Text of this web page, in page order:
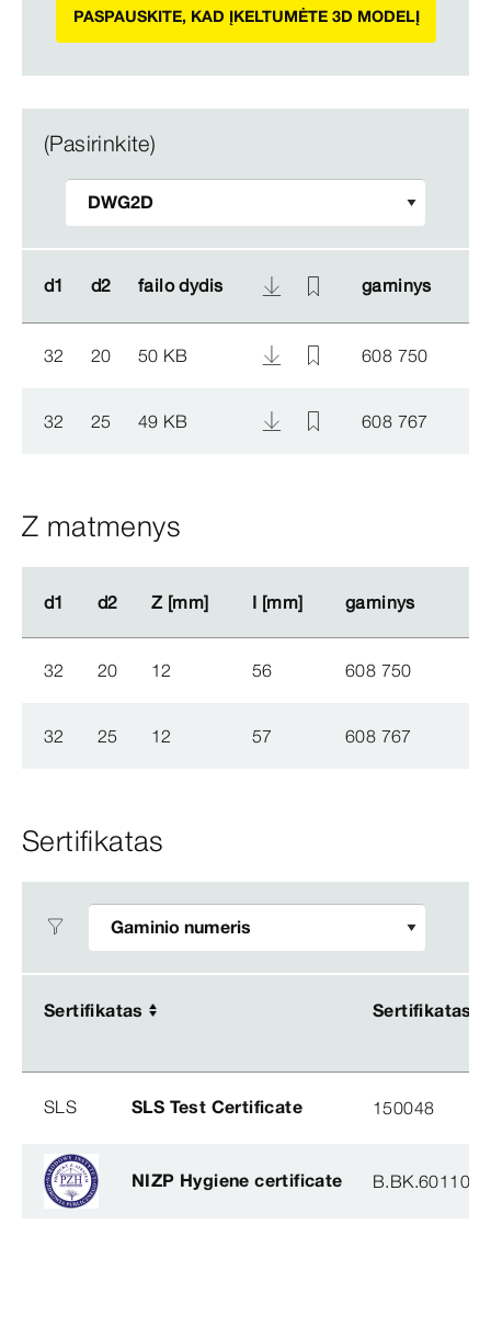
PASPAUSKITE, KAD ĮKELTUMĖTE 3D MODELĮ
(Pasirinkite)
d1 d2 failo dydis gaminys
d1 d2 failo dydis gaminys
32 20 50 KB 608 750
32 25 49 KB 608 767
Z matmenys
d1 d2 Z [mm] I [mm] gaminys
d1 d2 Z [mm] I [mm] gaminys
32 20 12 56 608 750
32 25 12 57 608 767
Sertifikatas
Sertifikatas Sertifikatas
Sertifikatas Sertifikatas
SLS SLS Test Certificate 150048
NIZP Hygiene certificate